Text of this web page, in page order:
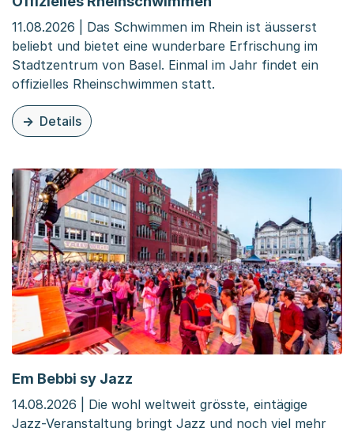
11.08.2026 | Das Schwimmen im Rhein ist äusserst
beliebt und bietet eine wunderbare Erfrischung im
Stadtzentrum von Basel. Einmal im Jahr findet ein
offizielles Rheinschwimmen statt.
Details
zu dieser Veranstaltung: Offizielles Rheinschwimmen
Em Bebbi sy Jazz
14.08.2026 | Die wohl weltweit grösste, eintägige
Jazz-Veranstaltung bringt Jazz und noch viel mehr